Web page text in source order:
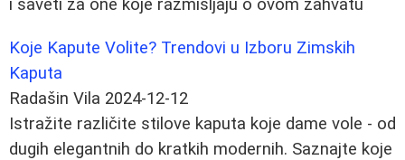
i saveti za one koje razmišljaju o ovom zahvatu
Koje Kapute Volite? Trendovi u Izboru Zimskih
Kaputa
Radašin Vila 2024-12-12
Istražite različite stilove kaputa koje dame vole - od
dugih elegantnih do kratkih modernih. Saznajte koje